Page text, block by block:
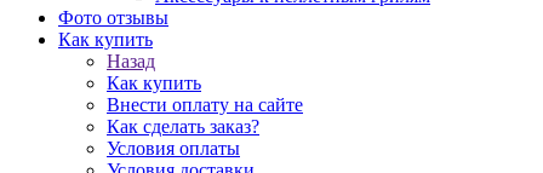
Фото отзывы
Как купить
Назад
Как купить
Внести оплату на сайте
Как сделать заказ?
Условия оплаты